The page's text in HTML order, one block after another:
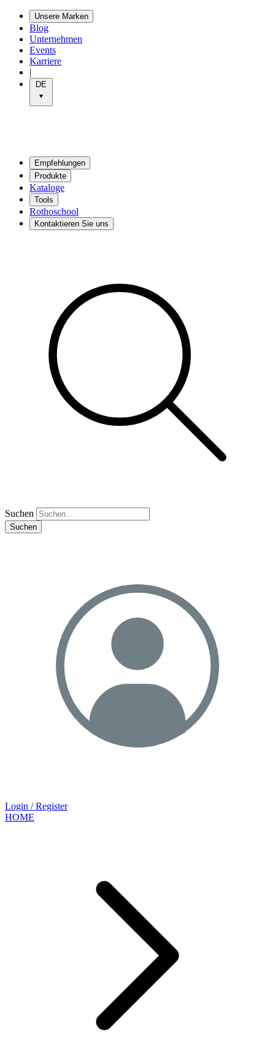
Unsere Marken
Blog
Unternehmen
Events
Karriere
|
DE
Empfehlungen
Produkte
Kataloge
Tools
Rothoschool
Kontaktieren Sie uns
Suchen
Suchen
Login / Register
HOME